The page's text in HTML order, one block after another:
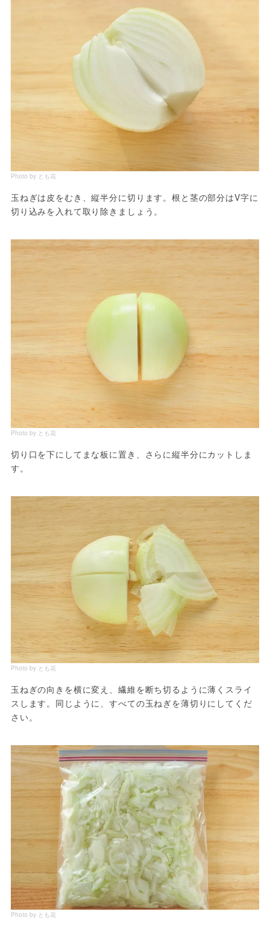
Photo by とも花
玉ねぎは皮をむき、縦半分に切ります。根と茎の部分はV字に
切り込みを入れて取り除きましょう。
Photo by とも花
切り口を下にしてまな板に置き、さらに縦半分にカットしま
す。
Photo by とも花
玉ねぎの向きを横に変え、繊維を断ち切るように薄くスライ
スします。同じように、すべての玉ねぎを薄切りにしてくだ
さい。
Photo by とも花